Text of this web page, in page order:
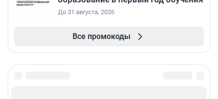
До 31 августа, 2026
Все промокоды